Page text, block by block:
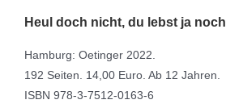
Heul doch nicht, du lebst ja noch
Hamburg: Oetinger 2022.
192 Seiten. 14,00 Euro. Ab 12 Jahren.
ISBN 978-3-7512-0163-6